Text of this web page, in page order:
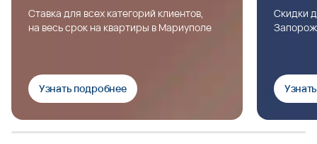
Ставка для всех категорий клиентов,
на весь срок на квартиры в Мариуполе
Узнать подробнее
Скидки